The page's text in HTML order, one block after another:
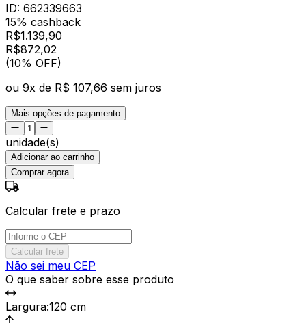
ID: 662339663
15% cashback
R$1.139,90
R$872,02
(10% OFF)
ou 9x de R$ 107,66 sem juros
Mais opções de pagamento
unidade(s)
Adicionar ao carrinho
Comprar agora
Calcular frete e prazo
Calcular frete
Não sei meu CEP
O que saber sobre esse produto
Largura:120 cm